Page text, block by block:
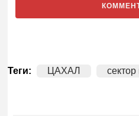
Теги: ЦАХАЛ сектор